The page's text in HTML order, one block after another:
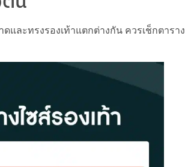
และทรงรองเท้าแตกต่างกัน ควรเช็กตาราง